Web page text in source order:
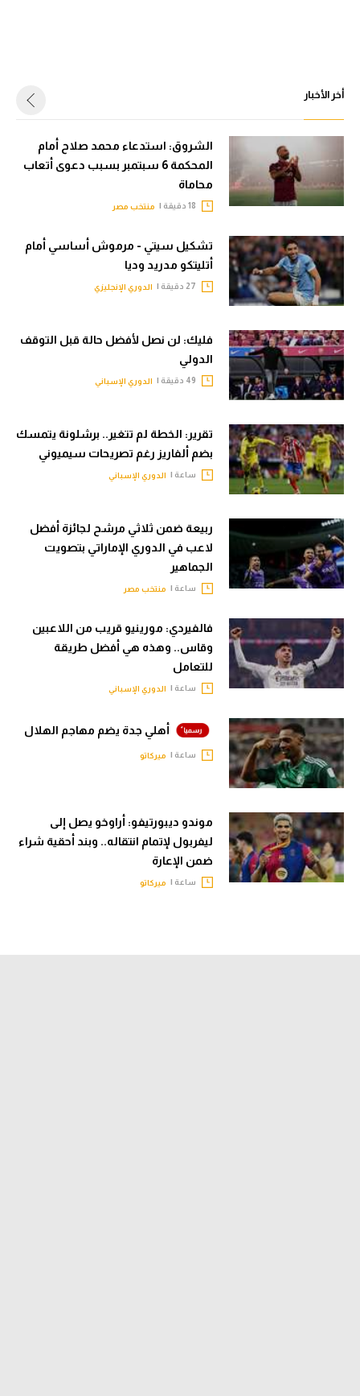
أخر الأخبار
الشروق: استدعاء محمد صلاح أمام
المحكمة 6 سبتمبر بسبب دعوى أتعاب
محاماة
منتخب مصر
تشكيل سيتي - مرموش أساسي أمام
أتليتكو مدريد وديا
الدوري الإنجليزي
فليك: لن نصل لأفضل حالة قبل التوقف
الدولي
الدوري الإسباني
تقرير: الخطة لم تتغير.. برشلونة يتمسك
بضم ألفاريز رغم تصريحات سيميوني
ساعة | الدوري الإسباني
ربيعة ضمن ثلاثي مرشح لجائزة أفضل
لاعب في الدوري الإماراتي بتصويت
الجماهير
ساعة | منتخب مصر
فالفيردي: مورينيو قريب من اللاعبين
وقاس.. وهذه هي أفضل طريقة
للتعامل
ساعة | الدوري الإسباني
أهلي جدة يضم مهاجم الهلال
ساعة | ميركاتو
موندو ديبورتيفو: أراوخو يصل إلى
ليفربول لإتمام انتقاله.. وبند أحقية شراء
ضمن الإعارة
ساعة | ميركاتو